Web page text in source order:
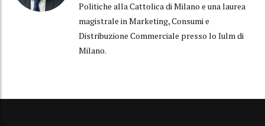
Politiche alla Cattolica di Milano e una laurea
magistrale in Marketing, Consumi e
Distribuzione Commerciale presso lo Iulm di
Milano.